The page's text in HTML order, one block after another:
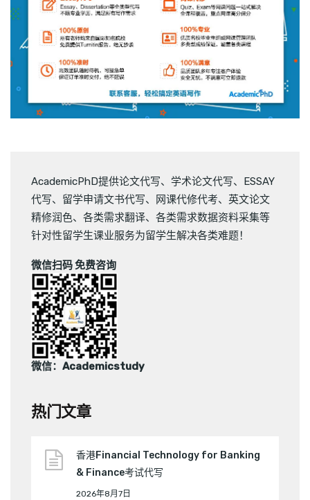
AcademicPhD提供论文代写、 学术论文代写、 ESSAY
代写、 留学申请文书代写、 网课代修代考、 英文论文
精修润色、 各类需求翻译、 各类需求数据资料采集等
针对性留学生课业服务为留学生解决各类难题！
微信扫码 免费咨询
微信：Academicstudy
热门文章
香港Financial Technology for Banking
& Finance考试代写
2026年8月7日